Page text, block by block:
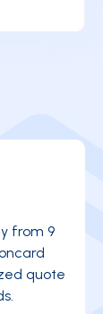
from 9
quote